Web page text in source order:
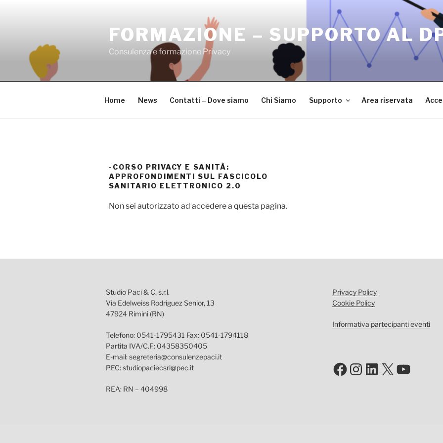
FORMAZIONE – SUPPORTO AL
Consulenza e formazione Privacy
Home News Contatti – Dove siamo Chi Siamo Supporto Area riservata
-CORSO PRIVACY E SANITÀ:
APPROFONDIMENTI SUL FASCICOLO
SANITARIO ELETTRONICO 2.0
Non sei autorizzato ad accedere a questa pagina.
Studio Paci & C. s.r.l.
Via Edelweiss Rodriguez Senior, 13
47924 Rimini (RN)
Telefono: 0541-1795431 Fax: 0541-1794118
Partita IVA/C.F.: 04358350405
E-mail: segreteria@consulenzepaci.it
PEC: studiopaciecsrl@pec.it
REA: RN – 404998
Privacy Policy
Cookie Policy
Informativa partecipanti eventi
Facebook
Instagram
LinkedIn
X